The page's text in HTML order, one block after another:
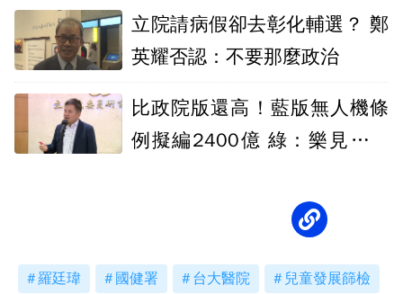
立院請病假卻去彰化輔選？ 鄭
英耀否認：不要那麼政治
比政院版還高！藍版無人機條
例擬編2400億 綠：樂見吃後
羅廷瑋 國健署 台大醫院 兒童發展篩檢